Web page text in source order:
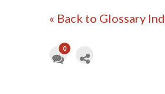
« Back to Glossary
0